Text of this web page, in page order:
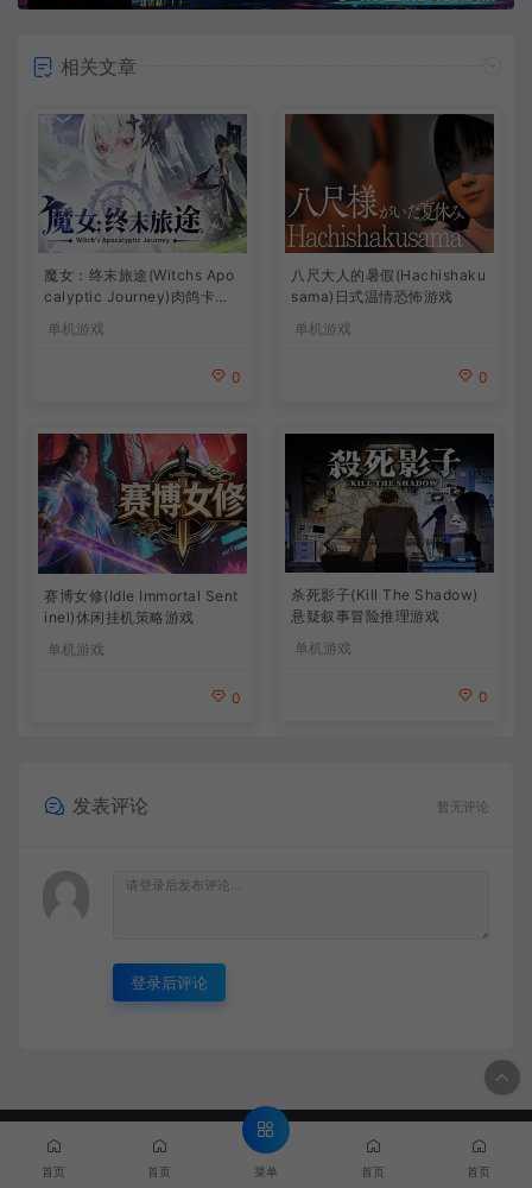
相关文章
魔女：终末旅途(Witchs Apo
calyptic Journey)肉鸽卡牌
单机游戏
0
八尺大人的暑假(Hachishaku
sama)日式温情恐怖游戏
单机游戏
0
赛博女修(Idle Immortal Sent
inel)休闲挂机策略游戏
单机游戏
0
杀死影子(Kill The Shadow)
悬疑叙事冒险推理游戏
单机游戏
0
发表评论 暂无评论
登录后评论
© 2020 MMYX - MMYX.CC & WordPress Theme. All rights
首页 首页 菜单 首页 首页